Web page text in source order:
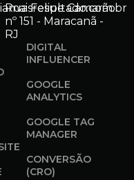
Rua Felipe Camarão
nº 151 - Maracanã -
RJ
DIGITAL
INFLUENCER
GOOGLE
ANALYTICS
GOOGLE TAG
MANAGER
CONVERSÃO
(CRO)